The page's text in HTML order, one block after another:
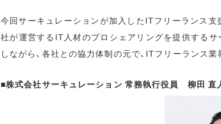
今回サーキュレーションが加入したITフリーランス
社が運営するIT人材のプロシェアリングを提供する
しながら、各社との協力体制の元で、ITフリーランス
■株式会社サーキュレーション 常務執行役員 柳田 直